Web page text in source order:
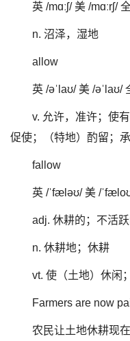
英 /mɑːʃ/ 美 /mɑːrʃ/
n. 沼泽，湿地
allow
英 /əˈlaʊ/ 美 /əˈlaʊ/
v. 允许，准许；使
促使；（特地）酌留；
fallow
英 /ˈfæləʊ/ 美 /
adj. 休耕的；不活
n. 休耕地；休耕
vt. 使（土地）休闲
Farmers are now
农民让土地休耕现